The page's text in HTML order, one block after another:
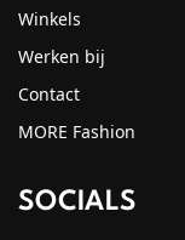
Winkels
Werken bij
Contact
MORE Fashion
SOCIALS